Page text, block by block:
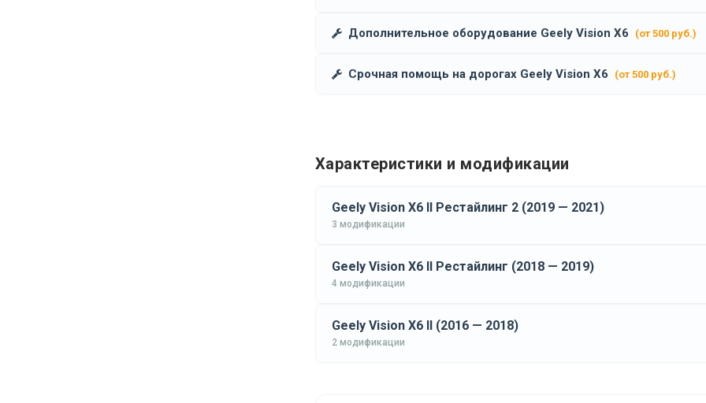
Дополнительное оборудование Geely Vision X6 (от 500 руб.)
Срочная помощь на дорогах Geely Vision X6 (от 500 руб.)
Характеристики и модификации
Geely Vision X6 II Рестайлинг 2 (2019 — 2021)
3 модификации
Geely Vision X6 II Рестайлинг (2018 — 2019)
4 модификации
Geely Vision X6 II (2016 — 2018)
2 модификации